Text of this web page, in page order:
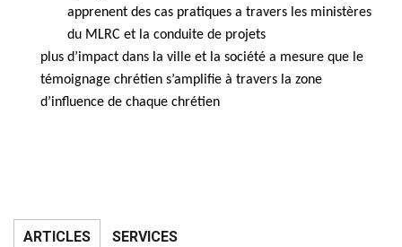
apprenentdes cas pratiques a travers les ministères
du MLRC et la conduite de projets
plus d’impact dans la ville et la société a mesure que le
témoignage chrétien s’amplifie à travers la zone
d’influence de chaque chrétien
ARTICLES SERVICES